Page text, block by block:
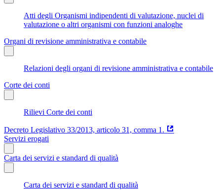
Atti degli Organismi indipendenti di valutazione, nuclei di
valutazione o altri organismi con funzioni analoghe
Organi di revisione amministrativa e contabile
Relazioni degli organi di revisione amministrativa e contabile
Corte dei conti
Rilievi Corte dei conti
Decreto Legislativo 33/2013, articolo 31, comma 1.
Servizi erogati
Carta dei servizi e standard di qualità
Carta dei servizi e standard di qualità